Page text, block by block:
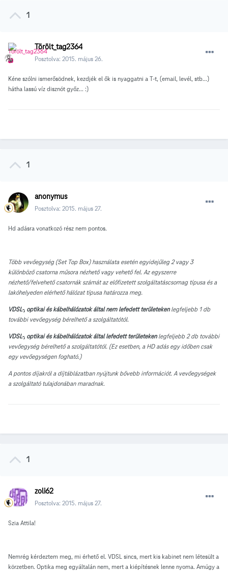
1
Törölt_tag2364
Posztolva: 2015. május 26.
Kéne szólni ismerősödnek, kezdjék el ők is nyaggatni a T-t, (email, levél, stb...)
hátha lassú víz disznót győz... :)
1
anonymus
Posztolva: 2015. május 27.
Hd adásra vonatkozó rész nem pontos.
Több vevőegység (Set Top Box) használata esetén egyidejűleg 2 vagy 3
különböző csatorna műsora nézhető vagy vehető fel. Az egyszerre
nézhető/felvehető csatornák számát az előfizetett szolgáltatáscsomag típusa és a
lakóhelyeden elérhető hálózat típusa határozza meg.
VDSL-, optikai és kábelhálózatok által nem lefedett területekenlegfeljebb 1 db
további vevőegység bérelhető a szolgáltatótól.
VDSL-, optikai és kábelhálózatok által lefedett területekenlegfeljebb 2 db további
vevőegység bérelhető a szolgáltatótól. (Ez esetben, a HD adás egy időben csak
egy vevőegységen fogható.)
A pontos díjakról a díjtáblázatban nyújtunk bővebb információt. A vevőegységek
a szolgáltató tulajdonában maradnak.
1
zoli62
Posztolva: 2015. május 27.
Szia Attila!
Nemrég kérdeztem meg, mi érhető el. VDSL sincs, mert kis kabinet nem létesült a
körzetben. Optika meg egyáltalán nem, mert a kiépítésnek lenne nyoma. Amúgy a